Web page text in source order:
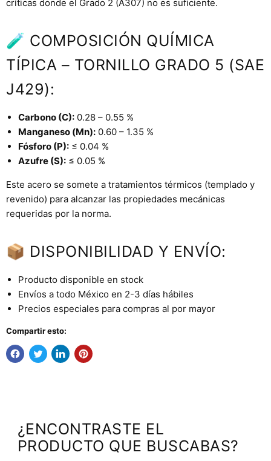
críticas donde el Grado 2 (A307) no es suficiente.
🧪 COMPOSICIÓN QUÍMICA
TÍPICA – TORNILLO GRADO 5 (SAE
J429):
Carbono (C): 0.28 – 0.55 %
Manganeso (Mn): 0.60 – 1.35 %
Fósforo (P): ≤ 0.04 %
Azufre (S): ≤ 0.05 %
Este acero se somete a tratamientos térmicos (templado y
revenido) para alcanzar las propiedades mecánicas
requeridas por la norma.
📦 DISPONIBILIDAD Y ENVÍO:
Producto disponible en stock
Envíos a todo México en 2-3 días hábiles
Precios especiales para compras al por mayor
Compartir esto:
¿ENCONTRASTE EL
PRODUCTO QUE BUSCABAS?